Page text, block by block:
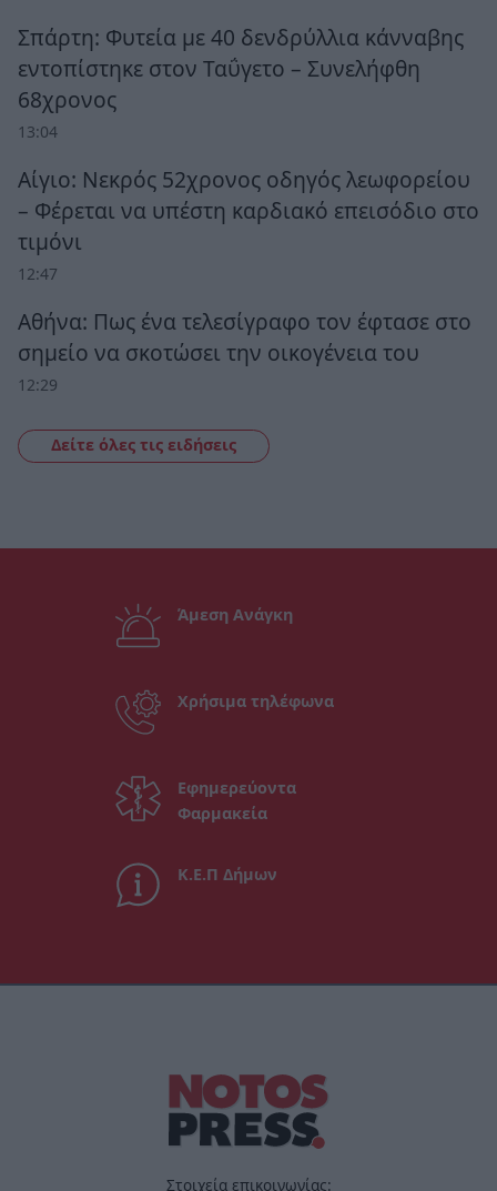
Σπάρτη: Φυτεία με 40 δενδρύλλια κάνναβης
εντοπίστηκε στον Ταΰγετο – Συνελήφθη
68χρονος
13:04
Αίγιο: Νεκρός 52χρονος οδηγός λεωφορείου
– Φέρεται να υπέστη καρδιακό επεισόδιο στο
τιμόνι
12:47
Αθήνα: Πως ένα τελεσίγραφο τον έφτασε στο
σημείο να σκοτώσει την οικογένεια του
12:29
Δείτε όλες τις ειδήσεις
Άμεση Ανάγκη
Χρήσιμα τηλέφωνα
Εφημερεύοντα
Φαρμακεία
Κ.Ε.Π Δήμων
Στοιχεία επικοινωνίας: